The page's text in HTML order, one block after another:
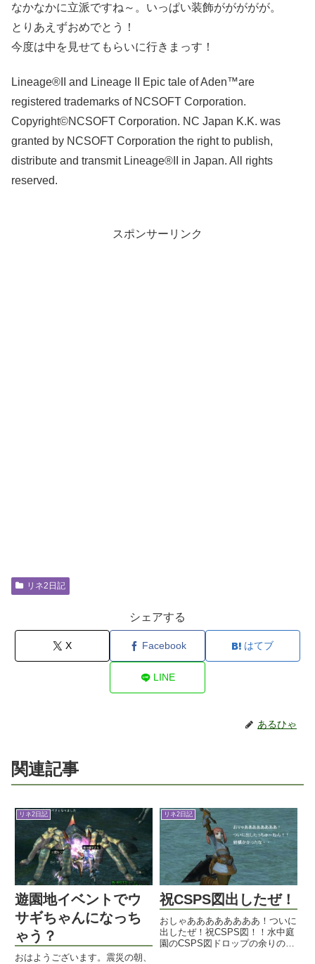
なかなかに立派ですね～。いっぱい装飾ががががが。
とりあえずおめでとう！
今度は中を見せてもらいに行きまっす！
Lineage®II and Lineage II Epic tale of Aden™are
registered trademarks of NCSOFT Corporation.
Copyright©NCSOFT Corporation. NC Japan K.K. was
granted by NCSOFT Corporation the right to publish,
distribute and transmit Lineage®II in Japan. All rights
reserved.
スポンサーリンク
リネ2日記
シェアする
X Facebook はてブ
LINE
あるひゃ
関連記事
リネ2日記
遊園地イベントでウ
サギちゃんになっち
ゃう？
おはようございます。震災の朝、
リネ2日記
祝CSPS図出したぜ！
おしゃああああああああ！ついに
出したぜ！祝CSPS図！！水中庭
園のCSPS図ドロップの余りの出